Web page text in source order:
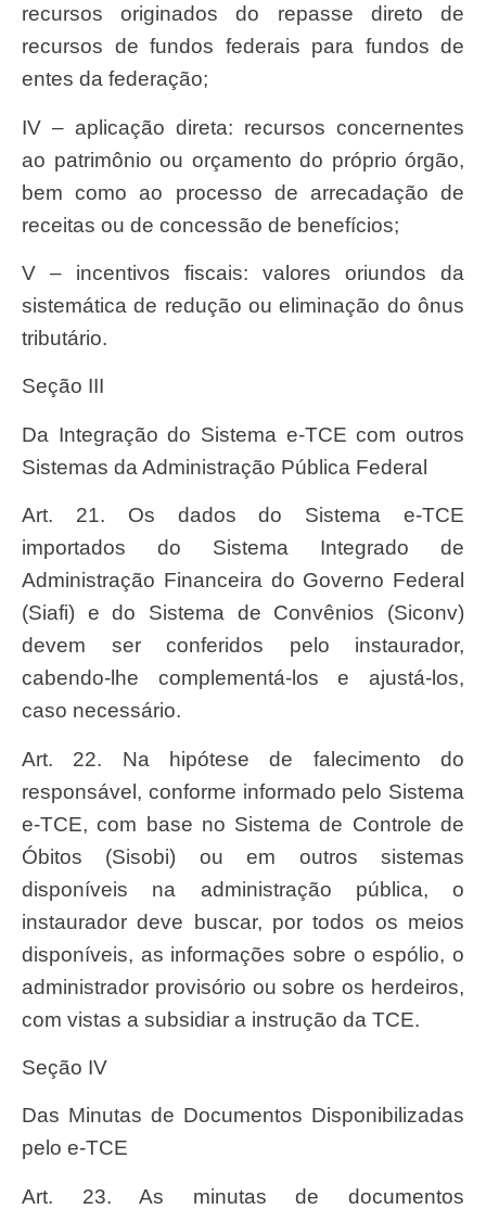
recursos originados do repasse direto de
recursos de fundos federais para fundos de
entes da federação;
IV – aplicação direta: recursos concernentes
ao patrimônio ou orçamento do próprio órgão,
bem como ao processo de arrecadação de
receitas ou de concessão de benefícios;
V – incentivos fiscais: valores oriundos da
sistemática de redução ou eliminação do ônus
tributário.
Seção III
Da Integração do Sistema e-TCE com outros
Sistemas da Administração Pública Federal
Art. 21. Os dados do Sistema e-TCE
importados do Sistema Integrado de
Administração Financeira do Governo Federal
(Siafi) e do Sistema de Convênios (Siconv)
devem ser conferidos pelo instaurador,
cabendo-lhe complementá-los e ajustá-los,
caso necessário.
Art. 22. Na hipótese de falecimento do
responsável, conforme informado pelo Sistema
e-TCE, com base no Sistema de Controle de
Óbitos (Sisobi) ou em outros sistemas
disponíveis na administração pública, o
instaurador deve buscar, por todos os meios
disponíveis, as informações sobre o espólio, o
administrador provisório ou sobre os herdeiros,
com vistas a subsidiar a instrução da TCE.
Seção IV
Das Minutas de Documentos Disponibilizadas
pelo e-TCE
Art. 23. As minutas de documentos